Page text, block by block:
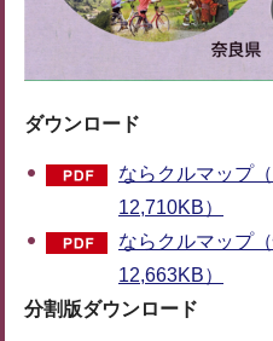
ダウンロード
ならクルマップ
12,710KB）
ならクルマップ
12,663KB）
分割版ダウンロード